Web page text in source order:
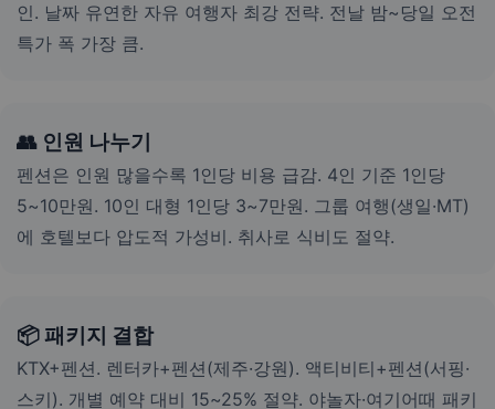
인. 날짜 유연한 자유 여행자 최강 전략. 전날 밤~당일 오전
특가 폭 가장 큼.
👥 인원 나누기
펜션은 인원 많을수록 1인당 비용 급감. 4인 기준 1인당
5~10만원. 10인 대형 1인당 3~7만원. 그룹 여행(생일·MT)
에 호텔보다 압도적 가성비. 취사로 식비도 절약.
📦 패키지 결합
KTX+펜션. 렌터카+펜션(제주·강원). 액티비티+펜션(서핑·
스키). 개별 예약 대비 15~25% 절약. 야놀자·여기어때 패키